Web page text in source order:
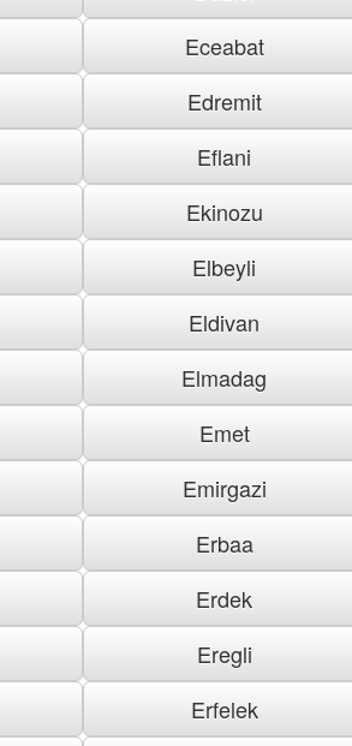
Eceabat
Edremit
Eflani
Ekinozu
Elbeyli
Eldivan
Elmadag
Emet
Emirgazi
Erbaa
Erdek
Eregli
Erfelek